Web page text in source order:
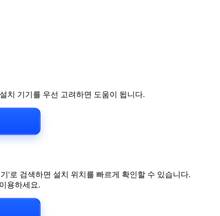
치 기기를 우선 고려하면 도움이 됩니다.
'로 검색하면 설치 위치를 빠르게 확인할 수 있습니다.
용하세요.